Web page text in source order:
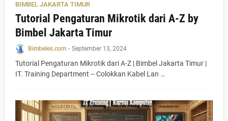
BIMBEL JAKARTA TIMUR
Tutorial Pengaturan Mikrotik dari A-Z by
Bimbel Jakarta Timur
Bimbeles.com - September 13, 2024
Tutorial Pengaturan Mikrotik dari A-Z | Bimbel Jakarta Timur |
IT. Training Department -- Colokkan Kabel Lan …